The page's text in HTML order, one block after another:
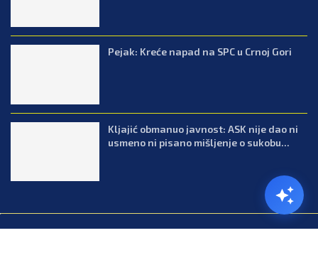
Pejak: Kreće napad na SPC u Crnoj Gori
Kljajić obmanuo javnost: ASK nije dao ni
usmeno ni pisano mišljenje o sukobu...